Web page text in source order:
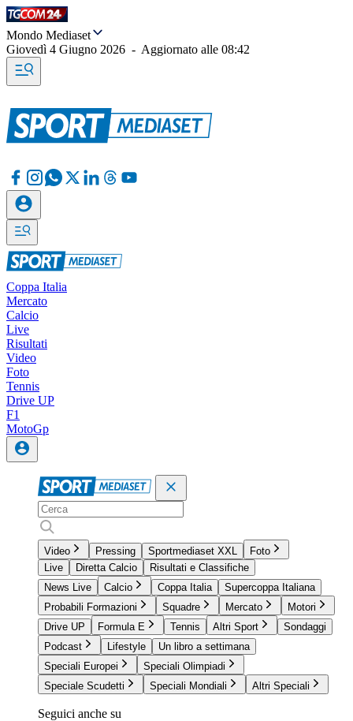
Mondo Mediaset
Giovedì 4 Giugno 2026 - Aggiornato alle 08:42
Coppa Italia
Mercato
Calcio
Live
Risultati
Video
Foto
Tennis
Drive UP
F1
MotoGp
Video Pressing Sportmediaset XXL
Foto
Live
Diretta Calcio
Risultati e Classifiche
News Live
Calcio Coppa Italia
Supercoppa Italiana
Probabili Formazioni
Squadre Mercato
Motori
Drive UP
Formula E Tennis Altri Sport
Sondaggi
Podcast
Lifestyle
Un libro a settimana
Speciali Europei
Speciali Olimpiadi
Speciale Scudetti
Speciali Mondiali Altri Speciali
Seguici anche su